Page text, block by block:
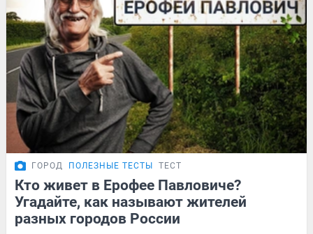
ГОРОД ПОЛЕЗНЫЕ ТЕСТЫ ТЕСТ
Кто живет в Ерофее Павловиче?
Угадайте, как называют жителей
разных городов России